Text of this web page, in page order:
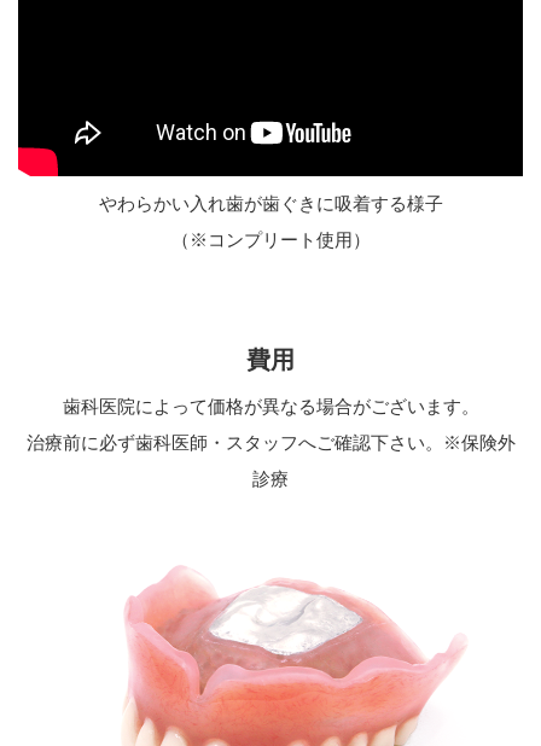
やわらかい入れ歯が歯ぐきに吸着する様子
（※コンプリート使用）
費用
歯科医院によって価格が異なる場合がございます。
治療前に必ず歯科医師・スタッフへご確認下さい。※保険外
診療